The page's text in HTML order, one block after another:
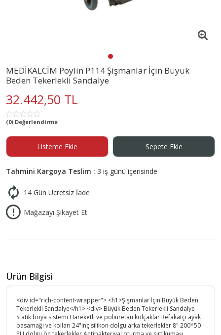
MEDİKALCİM Poylin P114 Şişmanlar İçin Büyük
Beden Tekerlekli Sandalye
32.442,50 TL
(0) Değerlendirme
Listeme Ekle Sepete Ekle
Tahmini Kargoya Teslim : 3 iş günü içerisinde
14 Gün Ücretsiz İade
Mağazayı Şikayet Et
Ürün Bilgisi
<div id="rich-content-wrapper"> <h1>Şişmanlar İçin Büyük Beden
Tekerlekli Sandalye</h1> <div> Büyük Beden Tekerlekli Sandalye
Statik boya sistemi Hareketli ve poliüretan kolçaklar Refakatçi ayak
basamağı ve kolları 24"inç silikon dolgu arka tekerlekler 8" 200*50